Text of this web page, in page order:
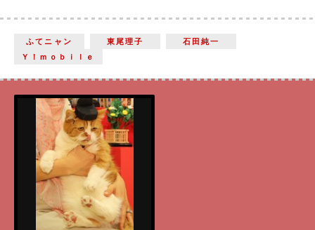
ふてニャン 東尾理子
石田純一
Ｙ！ｍｏｂｉｌｅ